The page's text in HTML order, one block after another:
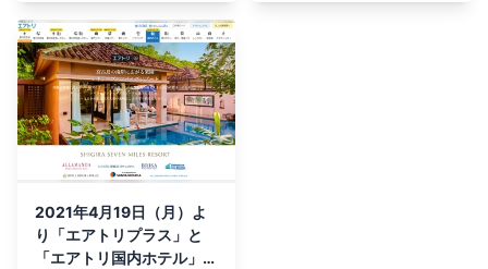
2021年4月19日（月）よ
り「エアトリプラス」と
「エアトリ国内ホテル」及